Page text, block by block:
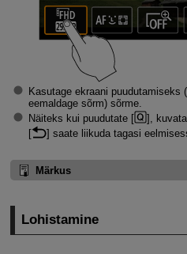
Kasutage ekraani puudutamiseks
eemaldage sõrm) sõrme.
Näiteks kui puudutate [
],
[
] saate liikuda tagasi
Märkus
Lohistamine